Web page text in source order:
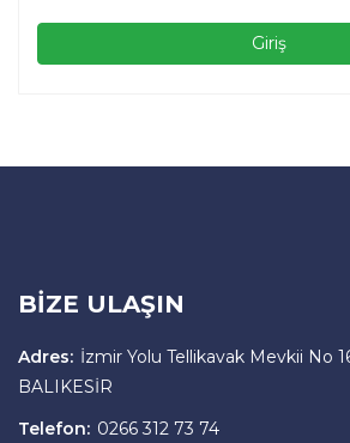
BİZE ULAŞIN
Adres: İzmir Yolu Tellikavak Mevkii No
BALIKESİR
Telefon: 0266 312 73 74